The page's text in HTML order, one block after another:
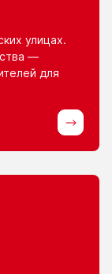
улицах.
—
для